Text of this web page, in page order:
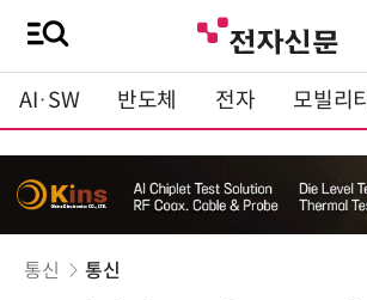
AI·SW 반도체 전자 모빌리티
통신 통신